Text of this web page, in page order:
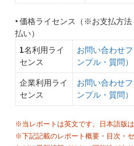
• 価格ライセンス（※お支払方
払い）
1名利用ライ
センス
お問い合わせ
ンプル・質問）
企業利用ライ
センス
お問い合わせ
ンプル・質問）
※当レポートは英文です。日本語版は
※下記記載のレポート概要・目次・